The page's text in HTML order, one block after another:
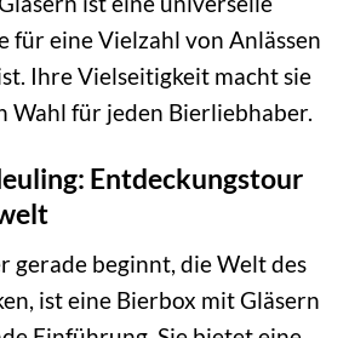
für eine Vielzahl von Anlässen
Ihre Vielseitigkeit macht sie
Wahl für jeden Bierliebhaber.
Entdeckungstour
gerade beginnt, die Welt des
ist eine Bierbox mit Gläsern